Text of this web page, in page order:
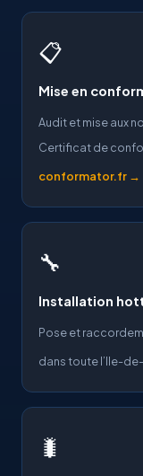
📋
Mise en
Audit et mise aux
Certificat de
conformator.fr →
🔧
Installation
Pose et
dans toute l’Ile-
🐛